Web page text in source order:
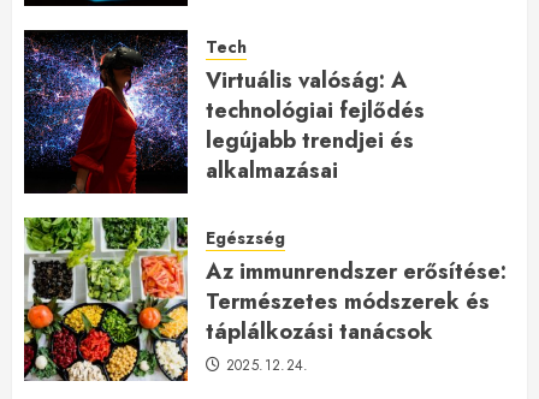
Tech
Virtuális valóság: A
technológiai fejlődés
legújabb trendjei és
alkalmazásai
Egészség
Az immunrendszer erősítése:
Természetes módszerek és
táplálkozási tanácsok
2025.12.24.